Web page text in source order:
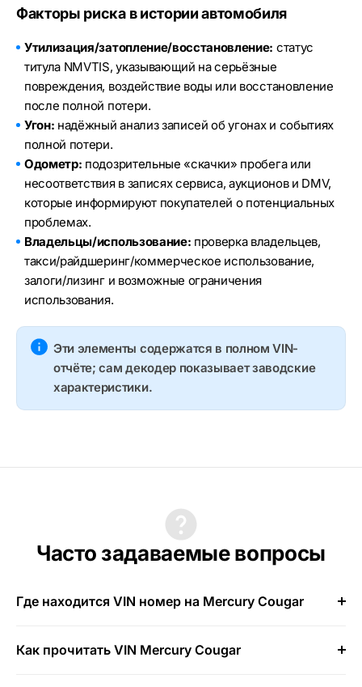
Факторы риска в истории автомобиля
Утилизация/затопление/восстановление: статус
титула NMVTIS, указывающий на серьёзные
повреждения, воздействие воды или восстановление
после полной потери.
Угон: надёжный анализ записей об угонах и событиях
полной потери.
Одометр: подозрительные «скачки» пробега или
несоответствия в записях сервиса, аукционов и DMV,
которые информируют покупателей о потенциальных
проблемах.
Владельцы/использование: проверка владельцев,
такси/райдшеринг/коммерческое использование,
залоги/лизинг и возможные ограничения
использования.
Эти элементы содержатся в полном VIN-
отчёте; сам декодер показывает заводские
характеристики.
Часто задаваемые вопросы
Где находится VIN номер на Mercury Cougar
Как прочитать VIN Mercury Cougar